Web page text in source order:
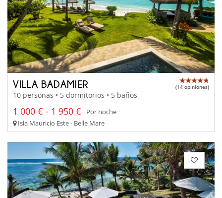
VILLA BADAMIER (14 opiniones)
10 personas • 5 dormitorios • 5 baños
1 000 € - 1 950 €
Por noche
Isla Mauricio Este - Belle Mare